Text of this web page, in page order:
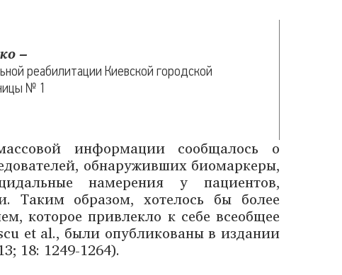
–
реабилитации Киевской городской
№ 1
информации сообщалось о
обнаруживших биомаркеры,
намерения у пациентов,
Таким образом, хотелось бы более
которое привлекло к себе всеобщее
et al., были опубликованы в издании
18: 1249-1264).